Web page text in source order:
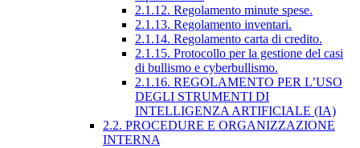
2.1.12. Regolamento minute spese.
2.1.13. Regolamento inventari.
2.1.14. Regolamento carta di credito.
2.1.15. Protocollo per la gestione del casi
di bullismo e cyberbullismo.
2.1.16. REGOLAMENTO PER L’USO
DEGLI STRUMENTI DI
INTELLIGENZA ARTIFICIALE (IA)
2.2. PROCEDURE E ORGANIZZAZIONE
INTERNA